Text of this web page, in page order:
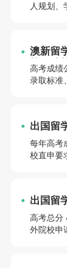
人规划、
澳新留
槛低院
高考成绩
录取标准
出国留
目
每年高考
校直申要
出国留
新东方
高考总分
外院校申